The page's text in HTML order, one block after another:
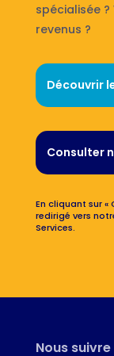
spécialisée
revenus ?
Découvrir
Consulter
En cliquant sur «
redirigé vers
Services.
Nous suivre